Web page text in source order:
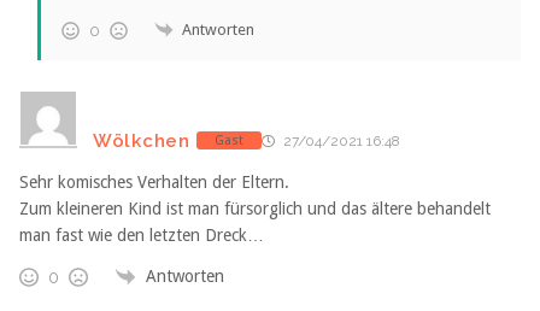
0 Antworten
Wölkchen Gast 27/04/2021 16:48
Sehr komisches Verhalten der Eltern.
Zum kleineren Kind ist man fürsorglich und das ältere behandelt
man fast wie den letzten Dreck…
0 Antworten